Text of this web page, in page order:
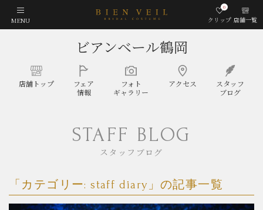
MENU クリップ
0
店舗一覧
ビアンベール鶴岡
店舗トップ
フェア
情報
フォト
ギャラリー
アクセス
スタッフ
ブログ
STAFF BLOG
スタッフブログ
「カテゴリー:staff diary 」の記事一覧